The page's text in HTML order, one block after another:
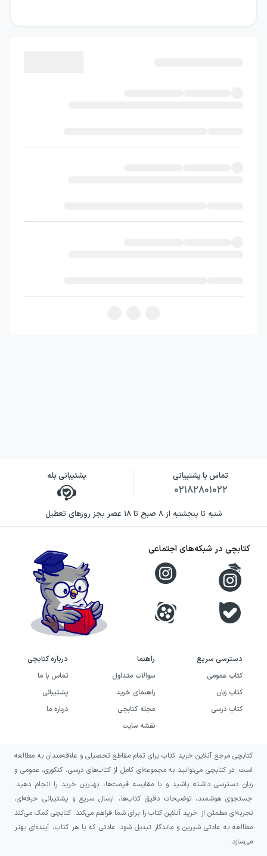
تماس با پشتیبانی
۰۲۱۸۲۸۰۱۰۲۲
پشتیبانی بله
شنبه تا پنجشنبه از ۸ صبح تا ۱۸ عصر بجز روزهای تعطیل
دسترسی سریع
کتاب عمومی
کتاب زبان
کتاب درسی
راهنما
سوالات متداول
راهنمای خرید
مجله کتابچی
نقشه سایت
درباره کتابچی
تماس با ما
پشتیبانی
درباره ما
کتابچی در شبکه‌های اجتماعی
کتابچی مرجع آنلاین خرید کتاب برای تمام مقاطع تحصیلی و علاقه‌مندان به مطالعه
است. در کتابچی می‌توانید به مجموعه‌ای کامل از کتاب‌های درسی، کنکوری، عمومی و
زبان دسترسی داشته باشید و با مقایسه قیمت‌ها، بهترین خرید را انجام دهید.
جستجوی هوشمند، توضیحات دقیق کتاب‌ها، ارسال سریع و پشتیبانی حرفه‌ای،
تجربه‌ای مطمئن از خرید آنلاین کتاب را برای شما فراهم می‌کند. کتابچی کمک می‌کند
مطالعه به عادتی شیرین و ماندگار تبدیل شود؛ عادتی که با هر کتاب، آینده‌ای بهتر
می‌سازد.